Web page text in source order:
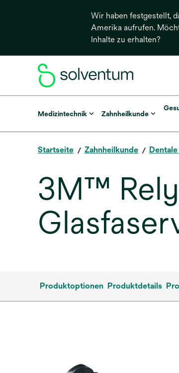
Wir haben festgestellt,
Amerika aufrufen.
Inhalte zu erhalten?
Medizintechnik Zahnheilkunde
Startseite Zahnheilkunde
3M™
Produktoptionen Produktdetails